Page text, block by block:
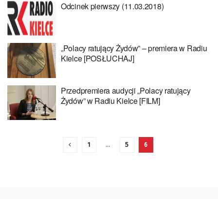
Odcinek pierwszy (11.03.2018)
„Polacy ratujący Żydów” – premiera w Radiu
Kielce [POSŁUCHAJ]
Przedpremiera audycji „Polacy ratujący
Żydów” w Radiu Kielce [FILM]
1 … 5 6